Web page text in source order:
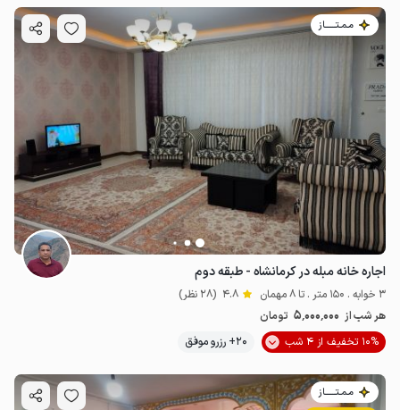
مـمـتــــــاز
اجاره خانه مبله در کرمانشاه - طبقه دوم
3 خوابه . 150 متر . تا 8 مهمان 4.8 (28 نظر)
هر شب از 5٬000٬000 تومان
10% تخفیف از 4 شب
20+ رزرو موفق
مـمـتــــــاز